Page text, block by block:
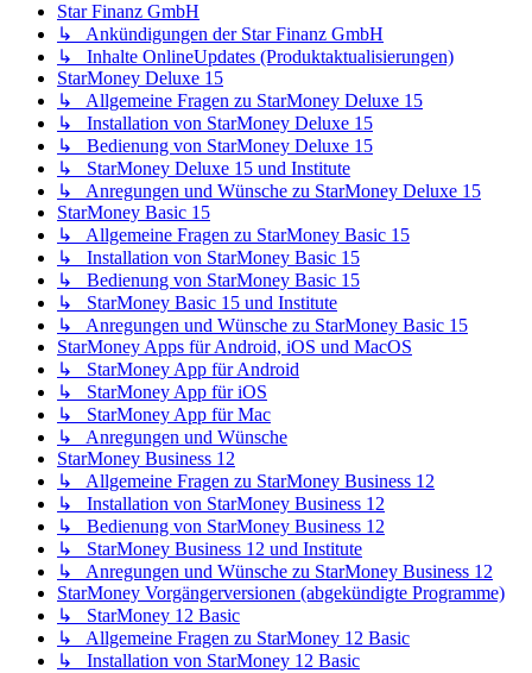
Star Finanz GmbH
↳ Ankündigungen der Star Finanz GmbH
↳ Inhalte OnlineUpdates (Produktaktualisierungen)
StarMoney Deluxe 15
↳ Allgemeine Fragen zu StarMoney Deluxe 15
↳ Installation von StarMoney Deluxe 15
↳ Bedienung von StarMoney Deluxe 15
↳ StarMoney Deluxe 15 und Institute
↳ Anregungen und Wünsche zu StarMoney Deluxe 15
StarMoney Basic 15
↳ Allgemeine Fragen zu StarMoney Basic 15
↳ Installation von StarMoney Basic 15
↳ Bedienung von StarMoney Basic 15
↳ StarMoney Basic 15 und Institute
↳ Anregungen und Wünsche zu StarMoney Basic 15
StarMoney Apps für Android, iOS und MacOS
↳ StarMoney App für Android
↳ StarMoney App für iOS
↳ StarMoney App für Mac
↳ Anregungen und Wünsche
StarMoney Business 12
↳ Allgemeine Fragen zu StarMoney Business 12
↳ Installation von StarMoney Business 12
↳ Bedienung von StarMoney Business 12
↳ StarMoney Business 12 und Institute
↳ Anregungen und Wünsche zu StarMoney Business 12
StarMoney Vorgängerversionen (abgekündigte Programme)
↳ StarMoney 12 Basic
↳ Allgemeine Fragen zu StarMoney 12 Basic
↳ Installation von StarMoney 12 Basic